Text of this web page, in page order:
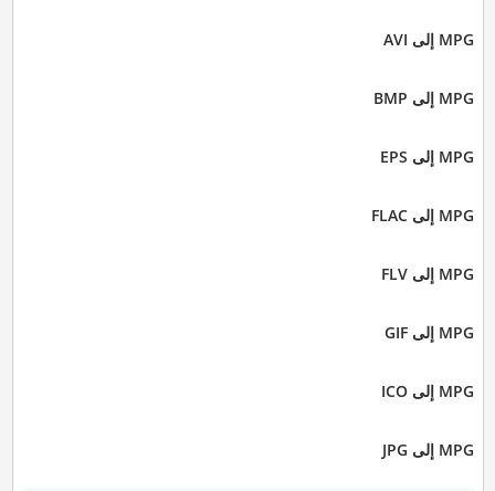
MPG إلى AVI
MPG إلى BMP
MPG إلى EPS
MPG إلى FLAC
MPG إلى FLV
MPG إلى GIF
MPG إلى ICO
MPG إلى JPG